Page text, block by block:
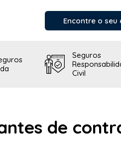
Encontre o
Seguros
Civil
de